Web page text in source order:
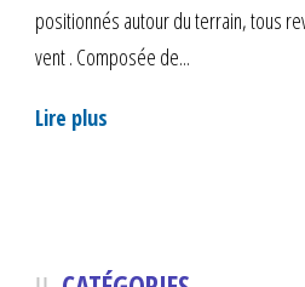
positionnés autour du terrain, tous
vent . Composée de...
Lire plus